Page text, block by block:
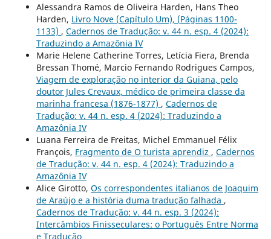
Alessandra Ramos de Oliveira Harden, Hans Theo
Harden, Livro Nove (Capítulo Um), (Páginas 1100-
1133) , Cadernos de Tradução: v. 44 n. esp. 4 (2024):
Traduzindo a Amazônia IV
Marie Helene Catherine Torres, Letícia Fiera, Brenda
Bressan Thomé, Marcio Fernando Rodrigues Campos,
Viagem de exploração no interior da Guiana, pelo
doutor Jules Crevaux, médico de primeira classe da
marinha francesa (1876-1877) , Cadernos de
Tradução: v. 44 n. esp. 4 (2024): Traduzindo a
Amazônia IV
Luana Ferreira de Freitas, Michel Emmanuel Félix
François, Fragmento de O turista aprendiz , Cadernos
de Tradução: v. 44 n. esp. 4 (2024): Traduzindo a
Amazônia IV
Alice Girotto, Os correspondentes italianos de Joaquim
de Araújo e a história duma tradução falhada ,
Cadernos de Tradução: v. 44 n. esp. 3 (2024):
Intercâmbios Finisseculares: o Português Entre Norma
e Tradução